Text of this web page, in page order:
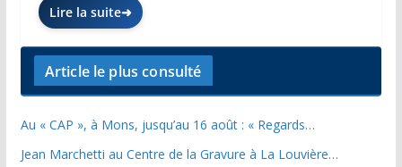
Lire la suite
Article le plus consulté
Au « CAP », à Mons, jusqu’au 16 août : « Regards…
Jean Marchetti au Centre de la Gravure à La Louvière…